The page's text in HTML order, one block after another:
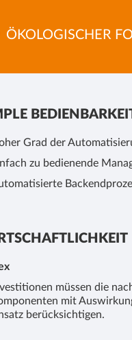
ÖKOLOGISCHER
Grad der
zu bedienende
müssen die
mit
berücksichtigen.